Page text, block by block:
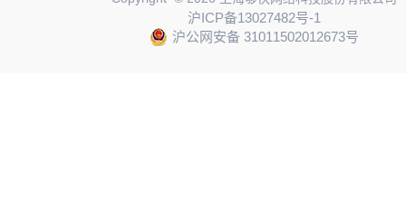
沪ICP备13027482号-1
沪公网安备 31011502012673号